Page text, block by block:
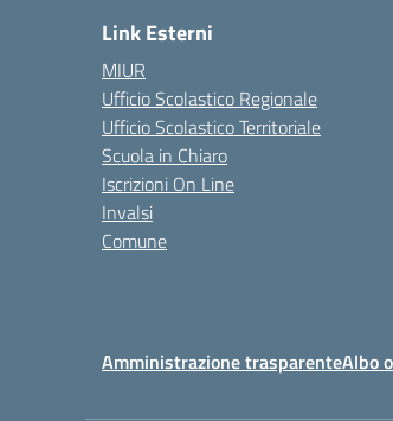
Link Esterni
MIUR
Ufficio Scolastico Regionale
Ufficio Scolastico Territoriale
Scuola in Chiaro
Iscrizioni On Line
Invalsi
Comune
Amministrazione trasparenteAlbo